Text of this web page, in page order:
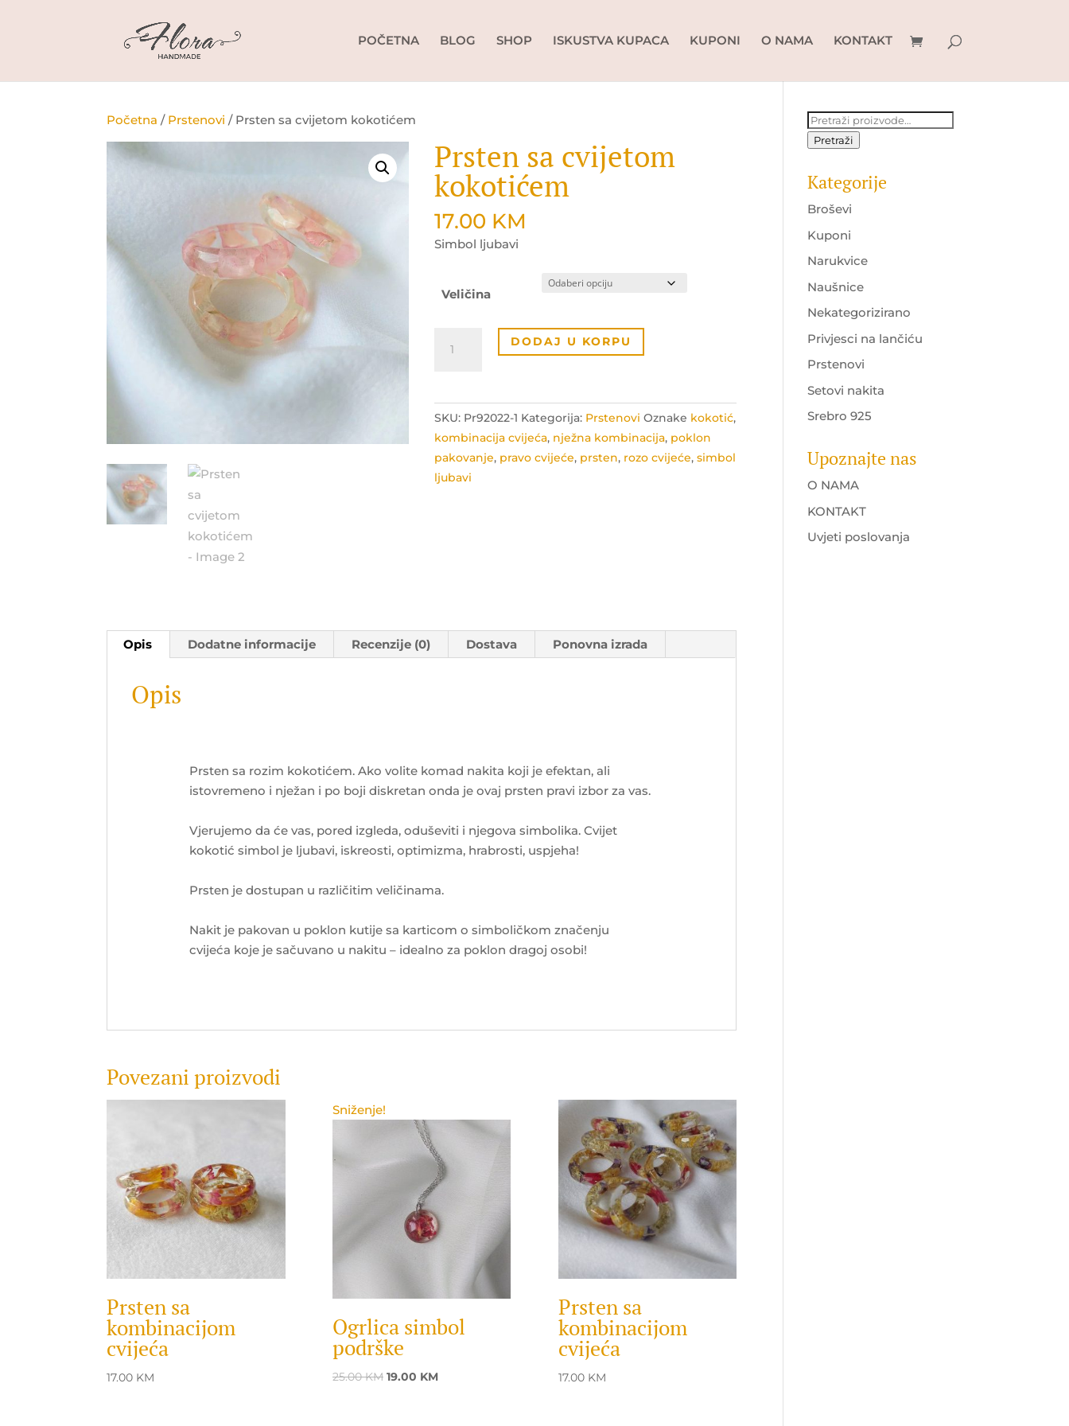
POČETNA BLOG SHOP ISKUSTVA KUPACA KUPONI O NAMA KONTAKT
Početna / Prstenovi / Prsten sa cvijetom kokotićem
Prsten sa cvijetom
kokotićem
17.00 KM
Simbol ljubavi
Veličina
količina
DODAJ U KORPU
SKU: Pr92022-1 Kategorija: Prstenovi Oznake kokotić,
kombinacija cvijeća, nježna kombinacija, poklon
pakovanje, pravo cvijeće, prsten, rozo cvijeće,simbol
ljubavi
Opis Dodatne informacije Recenzije (0) Dostava Ponovna izrada
Opis
Prsten sa rozim kokotićem. Ako volite komad nakita koji je efektan, ali
istovremeno i nježan i po boji diskretan onda je ovaj prsten pravi izbor za vas.
Vjerujemo da će vas, pored izgleda, oduševiti i njegova simbolika. Cvijet
kokotić simbol je ljubavi, iskreosti, optimizma, hrabrosti, uspjeha!
Prsten je dostupan u različitim veličinama.
Nakit je pakovan u poklon kutije sa karticom o simboličkom značenju
cvijeća koje je sačuvano u nakitu – idealno za poklon dragoj osobi!
Povezani proizvodi
Prsten sa
kombinacijom
cvijeća
17.00 KM
Sniženje!
Ogrlica simbol
podrške
25.00KM Original
19.00 KMCurrent
Prsten sa
kombinacijom
cvijeća
17.00 KM
Pretraži:
Pretraži
Kategorije
Broševi
Kuponi
Narukvice
Naušnice
Nekategorizirano
Privjesci na lančiću
Prstenovi
Setovi nakita
Srebro 925
Upoznajte nas
O NAMA
KONTAKT
Uvjeti poslovanja